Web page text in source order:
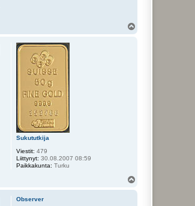
Sukututkija
Viestit: 479
Liittynyt: 30.08.2007 08:59
Paikkakunta: Turku
Observer